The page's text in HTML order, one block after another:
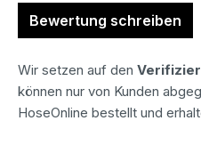
Bewertung schreiben
Wir setzen auf den
können nur von Kunden
HoseOnline bestellt und